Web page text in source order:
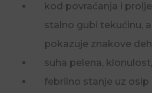
kod povraćanja i
stalno gubi tekućinu,
pokazuje znakove
suha pelena,
febrilno stanje uz